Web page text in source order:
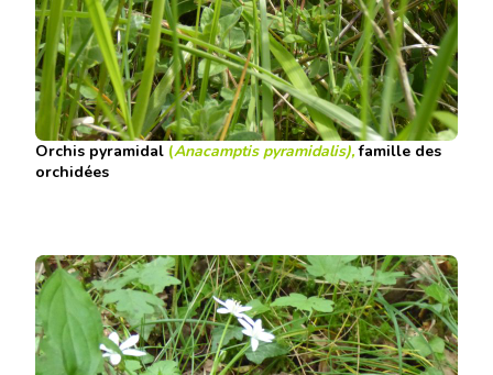
Orchis pyramidal (Anacamptis pyramidalis),famille des
orchidées